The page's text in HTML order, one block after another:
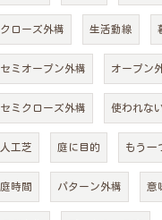
クローズ外構 生活動線
セミオープン外構 オープン
セミクローズ外構 使われな
人工芝 庭に目的 もう一
庭時間 パターン外構 意